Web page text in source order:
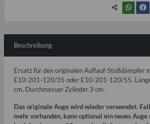
Beschreibung
Ersatz für den originalen Auflauf-Stoßdämpfer
E10-201-120/35 oder E10-201-120/55.
cm, Durchmesser Zylinder 3 cm.
Das originale Auge wird wieder verwendet.
mehr vorhanden, kann optional ein neues Auge